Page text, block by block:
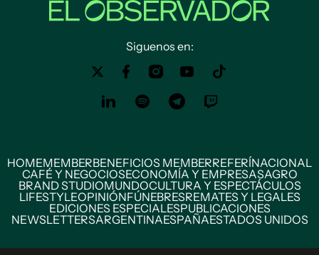
Siguenos en:
HOMEMEMBERBENEFICIOS MEMBERREFERÍNACIONAL
CAFÉ Y NEGOCIOSECONOMÍA Y EMPRESASAGRO
BRAND STUDIOMUNDOCULTURA Y ESPECTÁCULOS
LIFESTYLEOPINIÓNFÚNEBRESREMATES Y LEGALES
EDICIONES ESPECIALESPUBLICACIONES
NEWSLETTERSARGENTINAESPAÑAESTADOS UNIDOS